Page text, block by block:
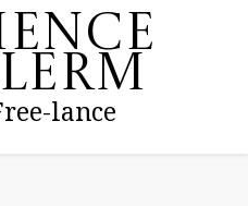
lance